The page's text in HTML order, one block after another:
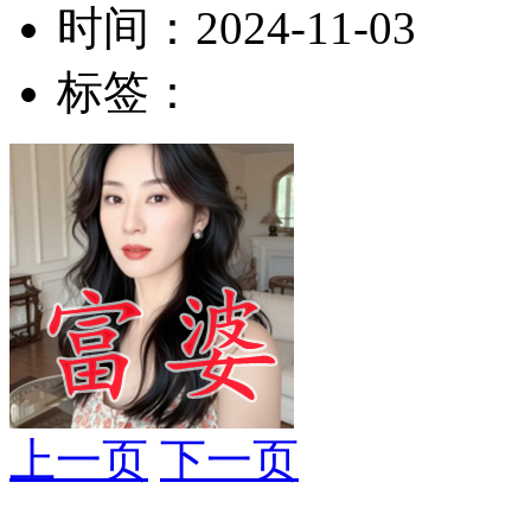
时间： 2024-11-03
标签：
上一页 下一页